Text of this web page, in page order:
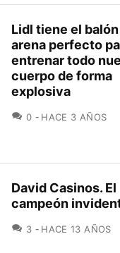
Lidl tiene el
arena perfecto
entrenar todo
cuerpo de forma
explosiva
0 COMENTARIOS
HACE 3 AÑOS
David Casinos. El
campeón
3 COMENTARIOS
HACE 13 AÑOS